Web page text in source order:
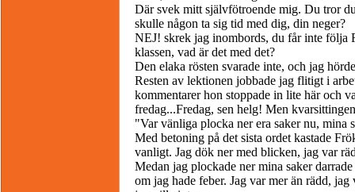
Där svek mitt självfötroende mig. Du tror
skulle någon ta sig tid med dig, din neger?
NEJ! skrek jag inombords, du får inte följa
klassen, vad är det med det?
Den elaka rösten svarade inte, och jag
Resten av lektionen jobbade jag flitigt i
kommentarer hon stoppade in lite här och
fredag...Fredag, sen helg! Men
"Var vänliga plocka ner era saker nu,
Med betoning på det sista ordet kastade
vanligt. Jag dök ner med blicken, jag var
Medan jag plockade ner mina saker
om jag hade feber. Jag var mer än rädd,